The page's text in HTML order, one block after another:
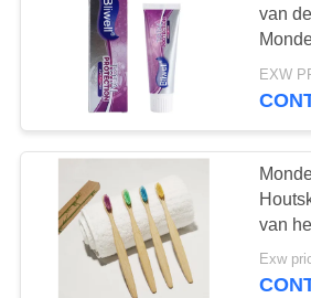
De
organische
Kinderen
van
van
Vrije